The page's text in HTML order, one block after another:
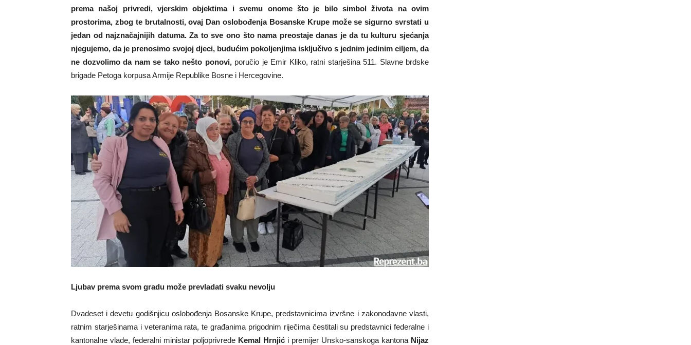
prema našoj privredi, vjerskim objektima i svemu onome što je bilo simbol života na ovim
prostorima, zbog te brutalnosti, ovaj Dan oslobođenja Bosanske Krupe može se sigurno svrstati u
jedan od najznačajnijih datuma. Za to sve ono što nama preostaje danas je da tu kulturu sjećanja
njegujemo, da je prenosimo svojoj djeci, budućim pokoljenjima isključivo s jednim jedinim ciljem, da
ne dozvolimo da nam se tako nešto ponovi, poručio je Emir Kliko, ratni starješina 511. Slavne brdske
brigade Petoga korpusa Armije Republike Bosne i Hercegovine.
Ljubav prema svom gradu može prevladati svaku nevolju
Dvadeset i devetu godišnjicu oslobođenja Bosanske Krupe, predstavnicima izvršne i zakonodavne vlasti,
ratnim starješinama i veteranima rata, te građanima prigodnim riječima čestitali su predstavnici federalne i
kantonalne vlade, federalni ministar poljoprivrede Kemal Hrnjić i premijer Unsko-sanskoga kantona Nijaz